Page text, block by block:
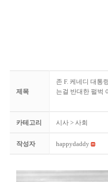
제목
존 F. 케네디 대통
는걸 반대한 펄벅
카테고리 시사 > 사회
작성자 happydaddy